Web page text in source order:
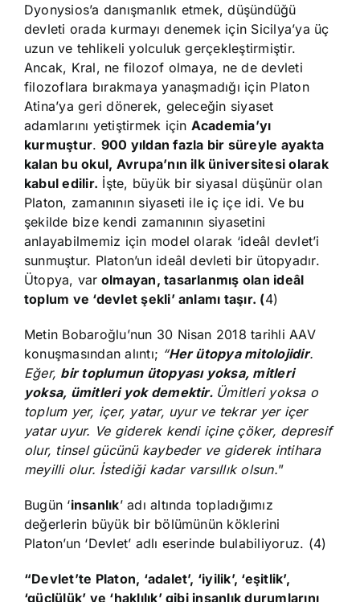
Dyonysios’a danışmanlık etmek, düşündüğü
devleti orada kurmayı denemek için Sicilya’ya üç
uzun ve tehlikeli yolculuk gerçekleştirmiştir.
Ancak, Kral, ne filozof olmaya, ne de devleti
filozoflara bırakmaya yanaşmadığı için Platon
Atina’ya geri dönerek, geleceğin siyaset
adamlarını yetiştirmek için Academia’yı
kurmuştur. 900 yıldan fazla bir süreyle ayakta
kalan bu okul, Avrupa’nın ilk üniversitesi olarak
kabul edilir. İşte, büyük bir siyasal düşünür olan
Platon, zamanının siyaseti ile iç içe idi. Ve bu
şekilde bize kendi zamanının siyasetini
anlayabilmemiz için model olarak ‘ideâl devlet’i
sunmuştur. Platon’un ideâl devleti bir ütopyadır.
Ütopya, var olmayan, tasarlanmış olan ideâl
toplum ve ‘devlet şekli’ anlamı taşır. (4)
Metin Bobaroğlu’nun 30 Nisan 2018 tarihli AAV
konuşmasından alıntı; “Her ütopya mitolojidir.
Eğer, bir toplumun ütopyası yoksa, mitleri
yoksa, ümitleri yok demektir. Ümitleri yoksa o
toplum yer, içer, yatar, uyur ve tekrar yer içer
yatar uyur. Ve giderek kendi içine çöker, depresif
olur, tinsel gücünü kaybeder ve giderek intihara
meyilli olur. İstediği kadar varsıllık olsun.”
Bugün ‘insanlık’ adı altında topladığımız
değerlerin büyük bir bölümünün köklerini
Platon’un ‘Devlet’ adlı eserinde bulabiliyoruz. (4)
“Devlet’te Platon, ‘adalet’, ‘iyilik’, ‘eşitlik’,
‘güçlülük’ ve ‘haklılık’ gibi insanlık durumlarını